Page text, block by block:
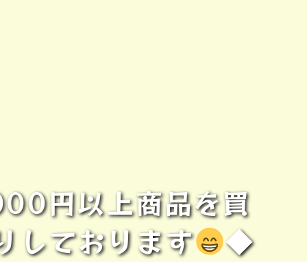
円以上商品を買
しております
◆